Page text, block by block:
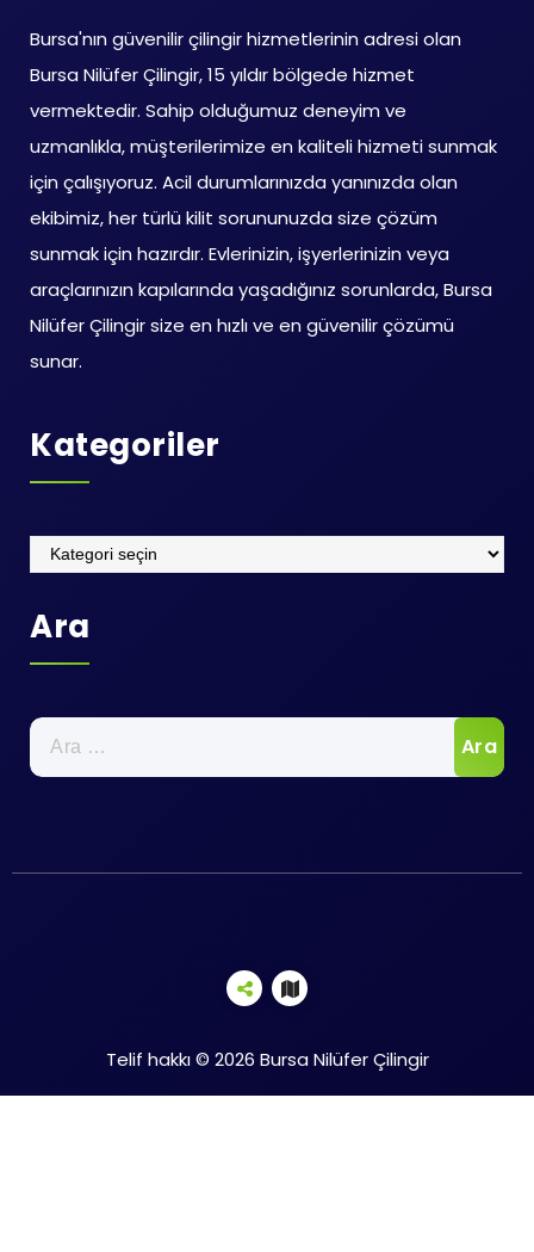
Bursa'nın güvenilir çilingir hizmetlerinin adresi olan
Bursa Nilüfer Çilingir, 15 yıldır bölgede hizmet
vermektedir. Sahip olduğumuz deneyim ve
uzmanlıkla, müşterilerimize en kaliteli hizmeti sunmak
için çalışıyoruz. Acil durumlarınızda yanınızda olan
ekibimiz, her türlü kilit sorununuzda size çözüm
sunmak için hazırdır. Evlerinizin, işyerlerinizin veya
araçlarınızın kapılarında yaşadığınız sorunlarda, Bursa
Nilüfer Çilingir size en hızlı ve en güvenilir çözümü
sunar.
Kategoriler
Kategoriler
Ara
Arama:
Telif hakkı © 2026 Bursa Nilüfer Çilingir